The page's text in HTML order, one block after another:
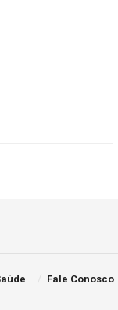
Fale Conosco